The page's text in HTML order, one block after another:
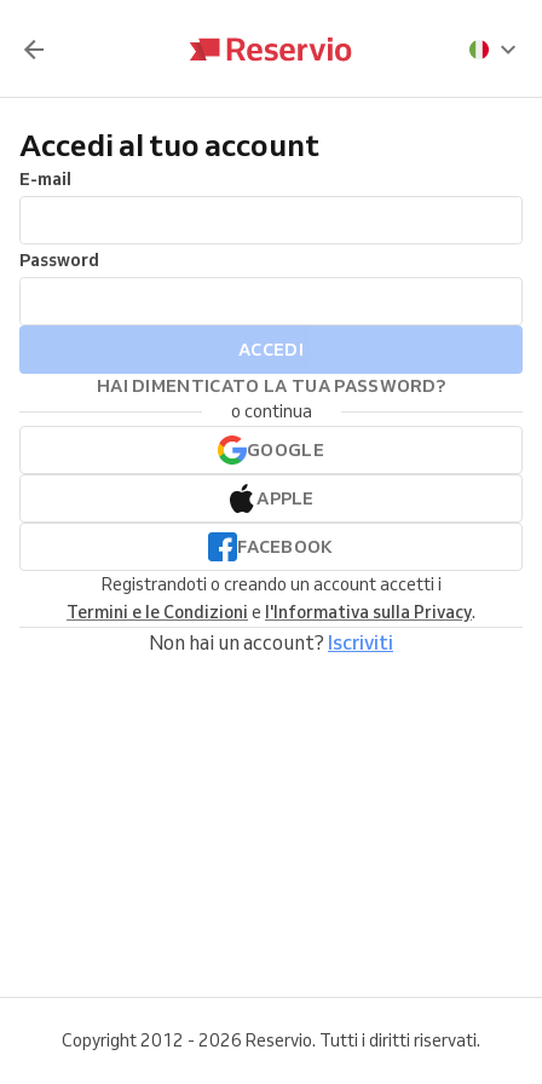
Accedi al tuo account
E-mail
Password
ACCEDI
HAI DIMENTICATO LA TUA PASSWORD?
o continua
GOOGLE
APPLE
FACEBOOK
Registrandoti o creando un account accetti i
Termini e le Condizioni e l'Informativa sulla Privacy.
Non hai un account? Iscriviti
Copyright 2012 - 2026 Reservio. Tutti i diritti riservati.